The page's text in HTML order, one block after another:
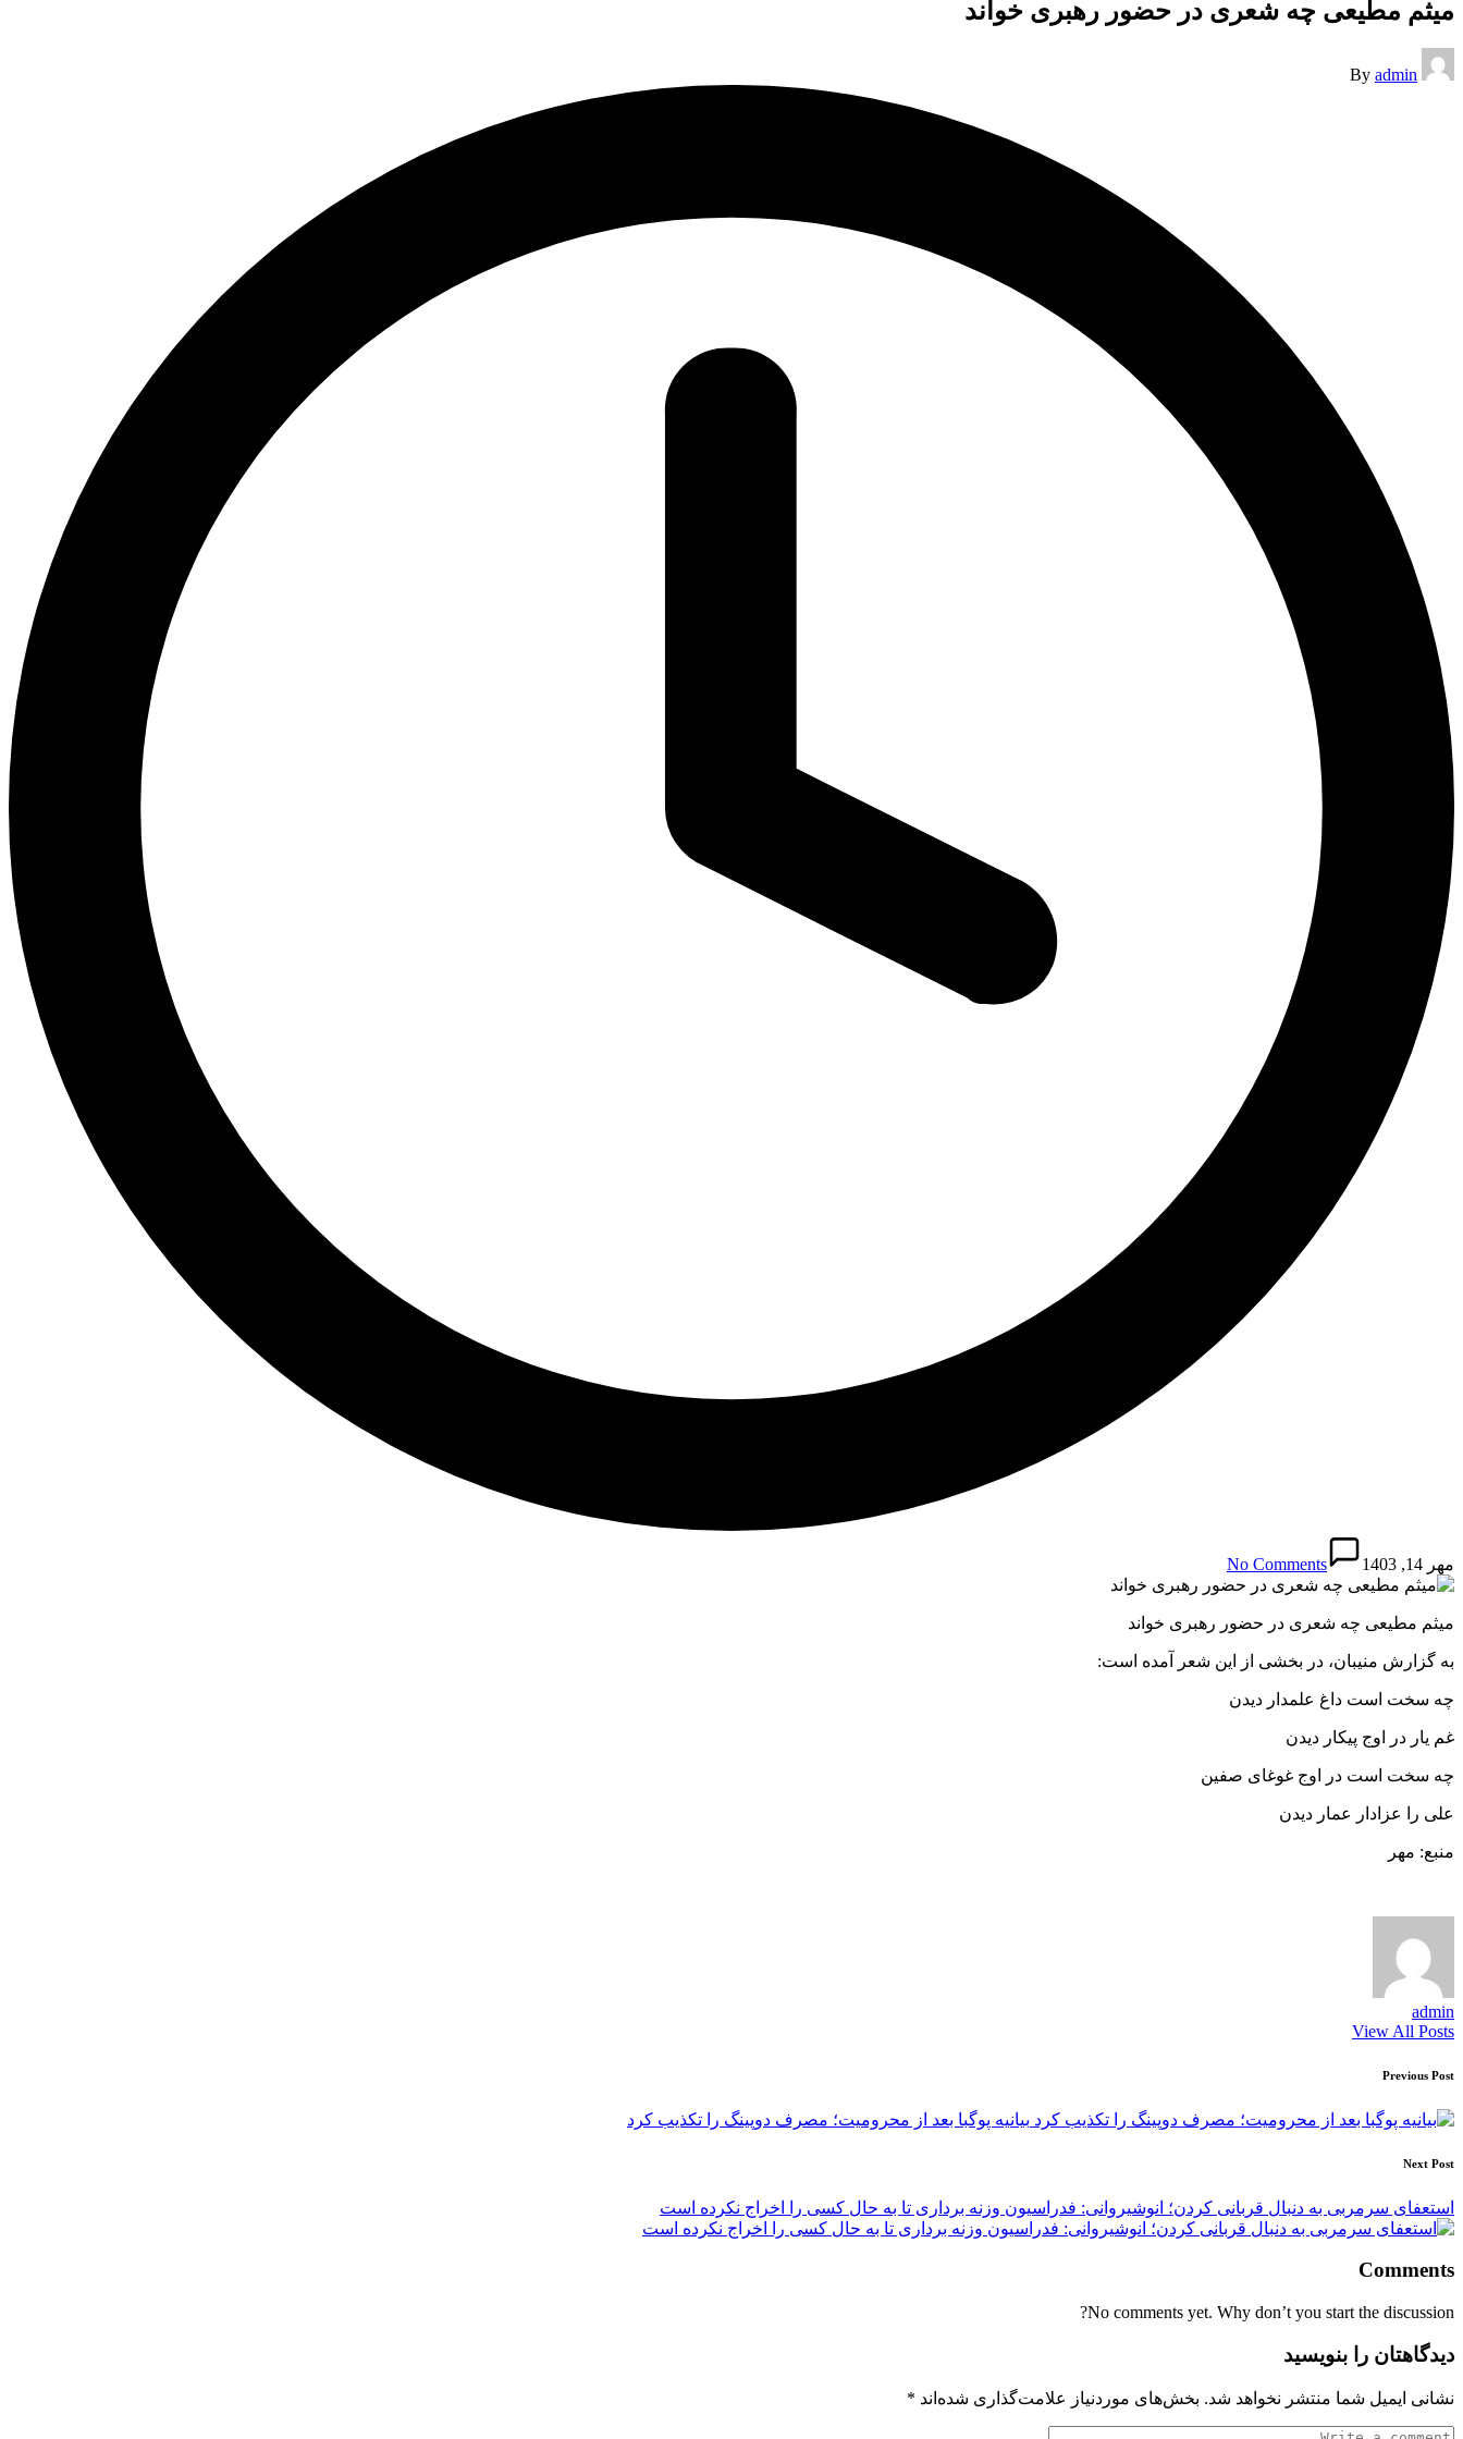
میثم مطیعی چه شعری در حضور رهبری خواند
Posted
by
By admin
مهر 14, 1403 No Comments
میثم مطیعی چه شعری در حضور رهبری خواند
به گزارش منیبان، در بخشی از این شعر آمده است:
چه سخت است داغ علمدار دیدن
غم یار در اوج پیکار دیدن
چه سخت است در اوج غوغای صفین
علی را عزادار عمار دیدن
منبع: مهر
admin
View All Posts
Post
navigation
Previous Post
بیانیه پوگبا بعد از محرومیت؛ مصرف دوپینگ را تکذیب کرد
Next Post
استعفای سرمربی به دنبال قربانی کردن؛ انوشیروانی: فدراسیون وزنه برداری تا به حال کسی را اخراج نکرده است
Comments
No comments yet. Why don’t you start the discussion?
دیدگاهتان را بنویسید
نشانی ایمیل شما منتشر نخواهد شد. بخش‌های موردنیاز علامت‌گذاری شده‌اند *